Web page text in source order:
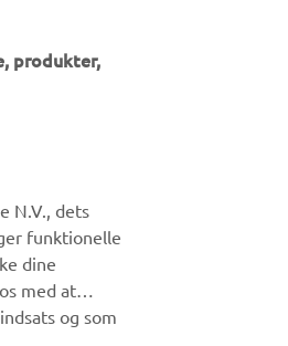
den første til at få besked om de
nye udgivelser og meget
produkter,
N.V., dets
funktionelle
dine
med at
og som